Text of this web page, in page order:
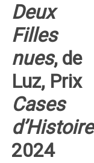
Deux
Filles
nues, de
Luz, Prix
Cases
d’Histoire
2024